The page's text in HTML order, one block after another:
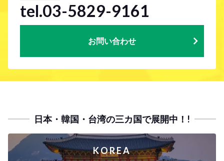
tel.03-5829-9161
お問い合わせ
日本・韓国・台湾の三カ国で展開中！!
KOREA